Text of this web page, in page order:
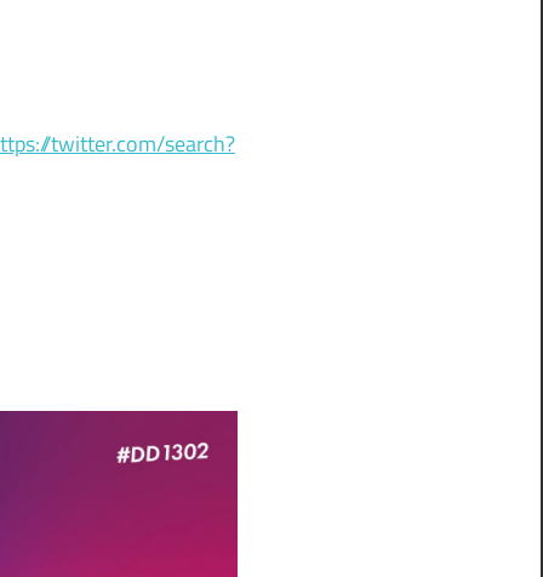
twitter.com/search?